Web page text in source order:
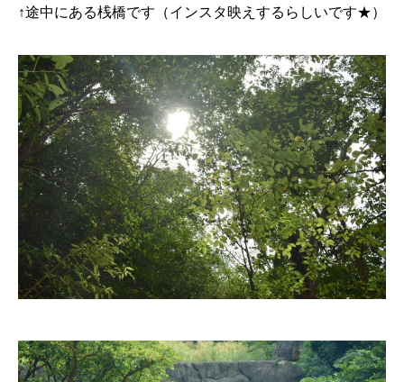
↑途中にある桟橋です（インスタ映えするらしいです★）